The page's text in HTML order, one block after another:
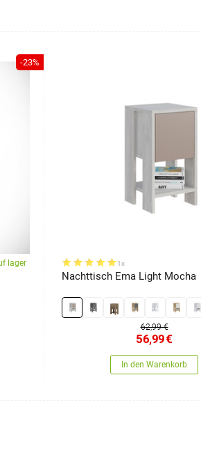
-23%
lager 1x
Nachttisch Ema Light Mocha
62,99 €
56,99€
In den Warenkorb